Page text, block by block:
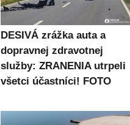
DESIVÁ zrážka auta a
dopravnej zdravotnej
služby: ZRANENIA utrpeli
všetci účastníci! FOTO